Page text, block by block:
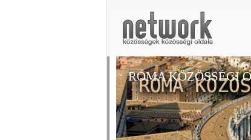
RÓMA KÖZÖSSÉGI